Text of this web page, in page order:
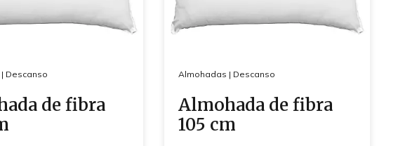
| Descanso
de fibra
Almohadas | Descanso
Almohada de fibra
105 cm